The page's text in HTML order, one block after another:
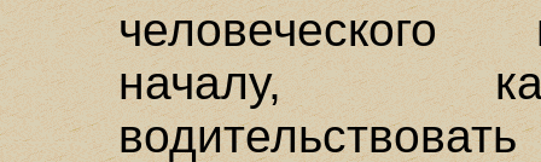
человеческого
началу,